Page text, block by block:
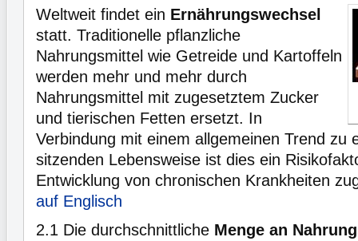
Weltweit findet ein Ernährungswechsel
statt. Traditionelle pflanzliche
Nahrungsmittel wie Getreide und Kartoffeln
werden mehr und mehr durch
Nahrungsmittel mit zugesetztem Zucker
und tierischen Fetten ersetzt. In
Verbindung mit einem allgemeinen Trend zu
sitzenden Lebensweise ist dies ein
Entwicklung von chronischen Krankheiten
auf Englisch
2.1 Die durchschnittliche Menge an